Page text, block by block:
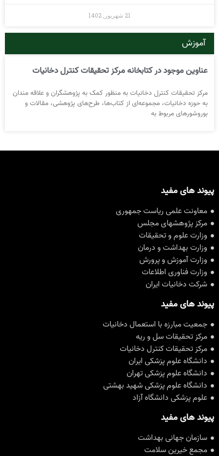
21 شهریور, 1402
آموزش
عناوین موجود در کتابخانه مرکز تحقیقات کنترل دخانیات
مرکز تحقیقات کنترل دخانیات به منظور کمک به پژوهشگران و علاقه مندان
به حوزه دخانیات، مجموعه‌ای از کتاب‌ها، طرح‌های پژوهشی، مقالات و
بوروشورهای مربوط به
پیوند های مفید
معاونت علمی ریاست جمهوری
مرکز پژوهشهای مجلس
وزارت علوم و تحقیقات
وزارت بهداشت و درمان
وزارت آموزش و پرورش
وزارت فناوری اطلاعات
شرکت دخانیات ایران
پیوند های مفید
جمعیت مبارزه با استعمال دخانیات
مرکز تحقیقات سل و ریه
مرکز تحقیقات کنترل دخانیات
دانشگاه علوم پزشکی ایران
دانشگاه علوم پزشکی تهران
دانشگاه علوم پزشکی شهید بهشتی
علوم پزشکی دانشگاه آزاد
پیوند های مفید
سازمان جهانی بهداشت
مجمع خیرین سلامت